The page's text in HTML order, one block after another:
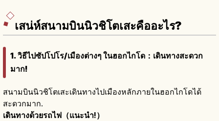
เสน่ห์สนามบินนิวชิโตเสะคืออะไร?
1. วิธีไปซัปโปโร/เมืองต่างๆ ในฮอกไกโด：เดินทางสะดวก
มาก!
สนามบินนิวชิโตเสะเดินทางไปเมืองหลักภายในฮอกไกโดได้
สะดวกมาก.
เดินทางด้วยรถไฟ（แนะนำ!）